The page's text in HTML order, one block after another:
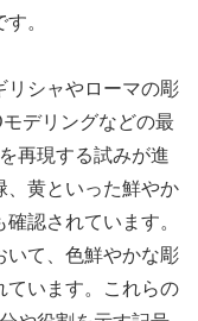
。
リシャやローマの彫
デリングなどの最
再現する試みが進
、黄といった鮮やか
認されています。
いて、色鮮やかな彫
ています。これらの